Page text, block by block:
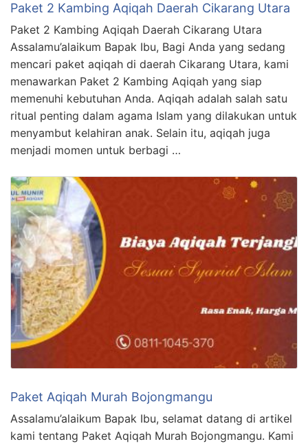
Paket 2 Kambing Aqiqah Daerah Cikarang Utara
Paket 2 Kambing Aqiqah Daerah Cikarang Utara
Assalamu’alaikum Bapak Ibu, Bagi Anda yang sedang
mencari paket aqiqah di daerah Cikarang Utara, kami
menawarkan Paket 2 Kambing Aqiqah yang siap
memenuhi kebutuhan Anda. Aqiqah adalah salah satu
ritual penting dalam agama Islam yang dilakukan untuk
menyambut kelahiran anak. Selain itu, aqiqah juga
menjadi momen untuk berbagi …
Paket Aqiqah Murah Bojongmangu
Assalamu’alaikum Bapak Ibu, selamat datang di artikel
kami tentang Paket Aqiqah Murah Bojongmangu. Kami